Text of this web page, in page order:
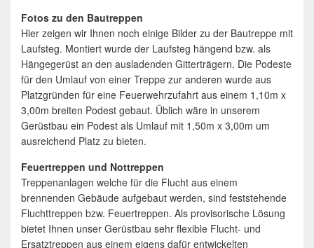
Fotos zu den Bautreppen
Hier zeigen wir Ihnen noch einige Bilder zu der Bautreppe mit
Laufsteg. Montiert wurde der Laufsteg hängend bzw. als
Hängegerüst an den ausladenden Gitterträgern. Die Podeste
für den Umlauf von einer Treppe zur anderen wurde aus
Platzgründen für eine Feuerwehrzufahrt aus einem 1,10m x
3,00m breiten Podest gebaut. Üblich wäre in unserem
Gerüstbau ein Podest als Umlauf mit 1,50m x 3,00m um
ausreichend Platz zu bieten.
Feuertreppen und Nottreppen
Treppenanlagen welche für die Flucht aus einem
brennenden Gebäude aufgebaut werden, sind feststehende
Fluchttreppen bzw. Feuertreppen. Als provisorische Lösung
bietet Ihnen unser Gerüstbau sehr flexible Flucht- und
Ersatztreppen aus einem eigens dafür entwickelten